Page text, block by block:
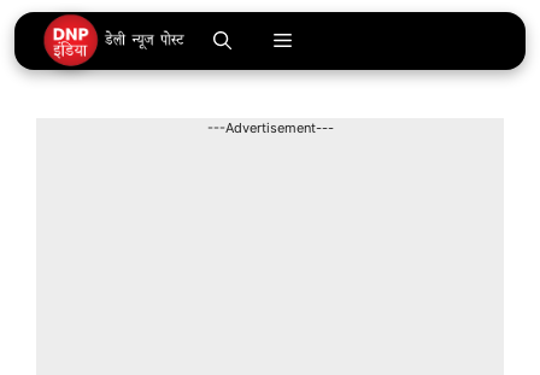
Skip
to
content
Menu
---Advertisement---